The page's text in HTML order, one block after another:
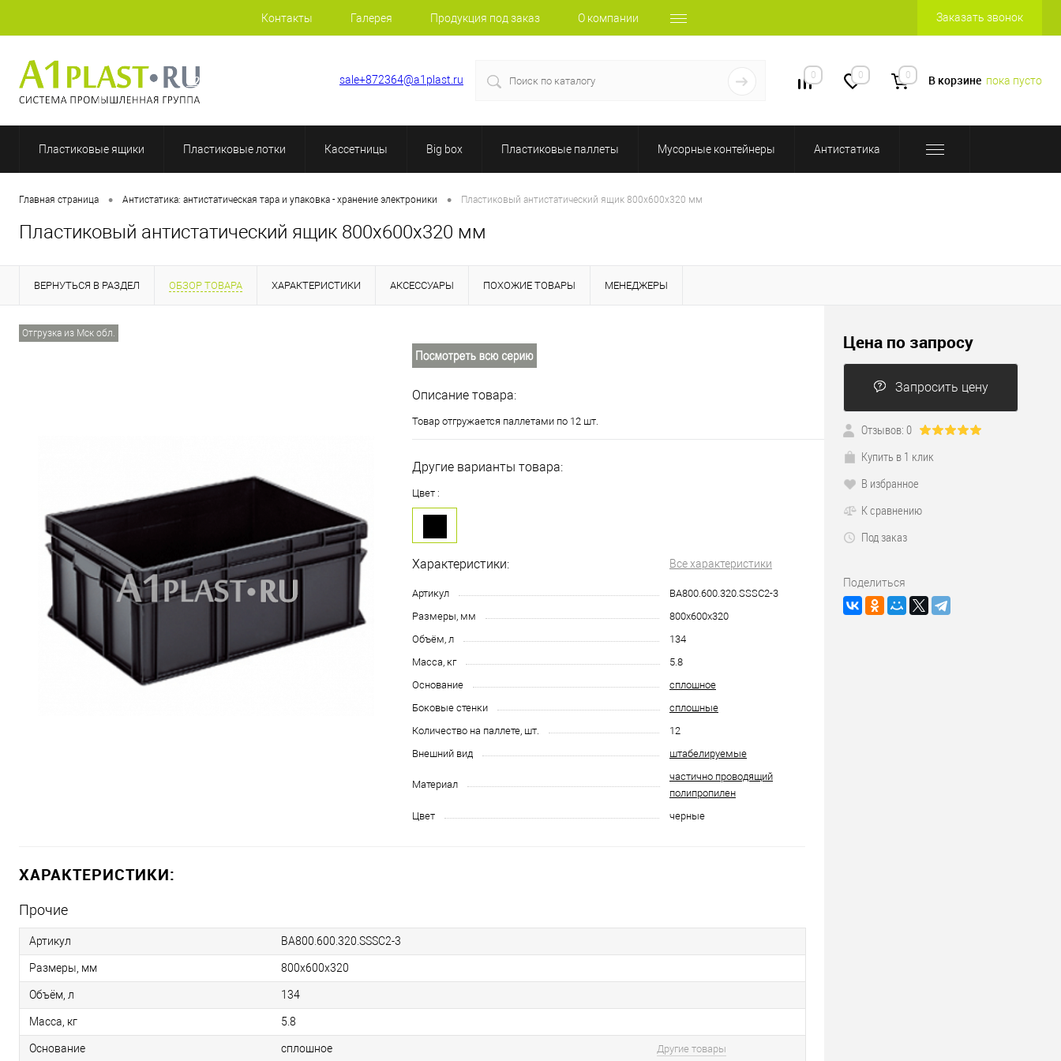
Контакты Галерея Продукция под заказ О компании Заказать звонок
+7 (812) 507-69-52 sale+872364@a1plast.ru 0 0 0 В корзине пока пусто
Пластиковые ящики Пластиковые лотки Кассетницы Big box Пластиковые паллеты Мусорные контейнеры Антистатика
Главная страница • Антистатика: антистатическая тара и упаковка - хранение электроники • Пластиковый антистатический ящик 800х600х320 мм
Пластиковый антистатический ящик 800х600х320 мм
ВЕРНУТЬСЯ В РАЗДЕЛ ОБЗОР ТОВАРА ХАРАКТЕРИСТИКИ АКСЕССУАРЫ ПОХОЖИЕ ТОВАРЫ МЕНЕДЖЕРЫ
Отгрузка из Мск обл.
Описание товара:
Товар отгружается паллетами по 12 шт.
Другие варианты товара:
Цвет :
Характеристики: Все характеристики
Артикул
BA800.600.320.SSSC2-3
Размеры, мм
800х600х320
Объём, л
134
Масса, кг
5.8
Основание
сплошное
Боковые стенки
сплошные
Количество на паллете, шт.
12
Внешний вид
штабелируемые
Материал
частично проводящий
полипропилен
Цвет
черные
ХАРАКТЕРИСТИКИ:
Прочие
Артикул BA800.600.320.SSSC2-3
Размеры, мм 800х600х320
Объём, л 134
Масса, кг 5.8
Основание сплошное Другие товары
Цена по запросу
Запросить цену
Отзывов: 0
Купить в 1 клик
В избранное
К сравнению
Под заказ
Поделиться